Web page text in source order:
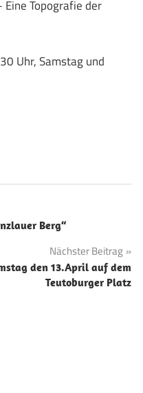
Topografie der
Uhr, Samstag und
Berg“
Nächster Beitrag
den 13.April auf dem
Teutoburger Platz